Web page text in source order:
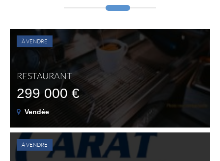
À VENDRE
RESTAURANT
299 000 €
Vendée
À VENDRE